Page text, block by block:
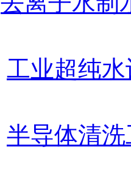
工业超纯
半导体清